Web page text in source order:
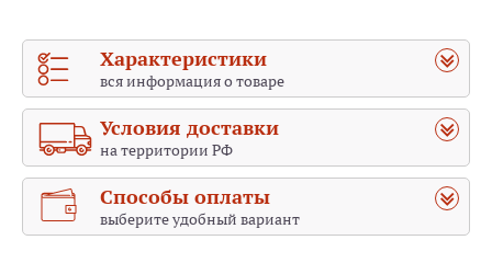
Характеристики
вся информация о товаре
Условия доставки
на территории РФ
Способы оплаты
выберите удобный вариант